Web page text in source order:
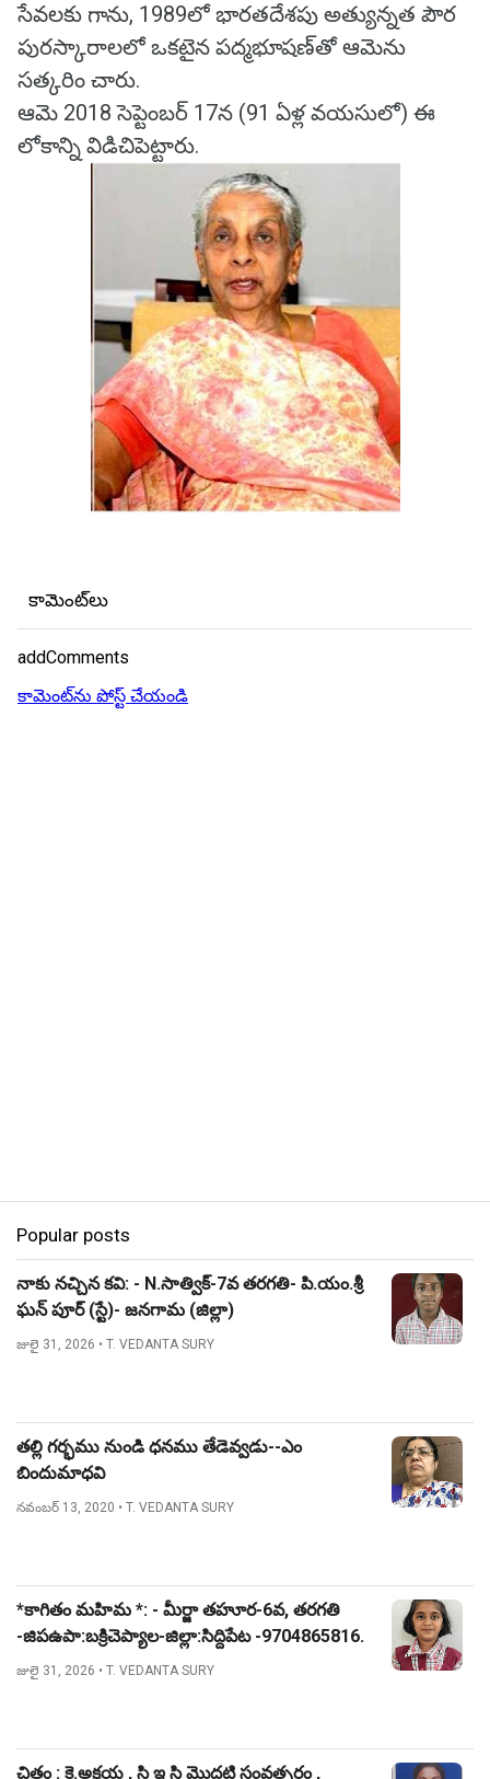
సేవలకు గాను, 1989లో భారతదేశపు అత్యున్నత పౌర
పురస్కారాలలో ఒకటైన పద్మభూషణ్‌తో ఆమెను
సత్కరిం చారు.
ఆమె 2018 సెప్టెంబర్ 17న (91 ఏళ్ల వయసులో) ఈ
లోకాన్ని విడిచిపెట్టారు.
కామెంట్‌లు
addComments
కామెంట్‌ను పోస్ట్ చేయండి
Popular posts
నాకు నచ్చిన కవి: - N.సాత్విక్-7వ తరగతి- పి.యం.శ్రీ
ఘన్ పూర్ (స్టే)- జనగామ (జిల్లా)
జులై 31, 2026 • T. VEDANTA SURY
తల్లి గర్భము నుండి ధనము తేడెవ్వడు--ఎం
బిందుమాధవి
నవంబర్ 13, 2020 • T. VEDANTA SURY
*కాగితం మహిమ *: - మీర్జా తహూర-6వ, తరగతి
-జిపఉపా:బక్రిచెప్యాల-జిల్లా:సిద్దిపేట -9704865816.
జులై 31, 2026 • T. VEDANTA SURY
చిత్రం : కె.అక్షయ , సి ఇ సి మొదటి సంవత్సరం ,